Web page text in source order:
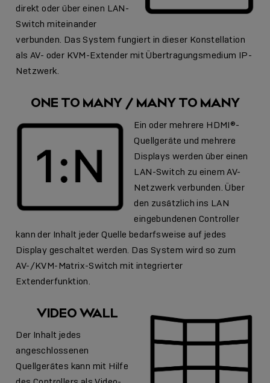
direkt oder über einen LAN-
Switch miteinander
verbunden. Das System fungiert in dieser Konstellation
als AV- oder KVM-Extender mit Übertragungsmedium IP-
Netzwerk.
ONE TO MANY / MANY TO MANY
Ein oder mehrere HDMI®-
Quellgeräte und mehrere
Displays werden über einen
LAN-Switch zu einem AV-
Netzwerk verbunden. Über
den zusätzlich ins LAN
eingebundenen Controller
kann der Inhalt jeder Quelle bedarfsweise auf jedes
Display geschaltet werden. Das System wird so zum
AV-/KVM-Matrix-Switch mit integrierter
Extenderfunktion.
VIDEO WALL
Der Inhalt jedes
angeschlossenen
Quellgerätes kann mit Hilfe